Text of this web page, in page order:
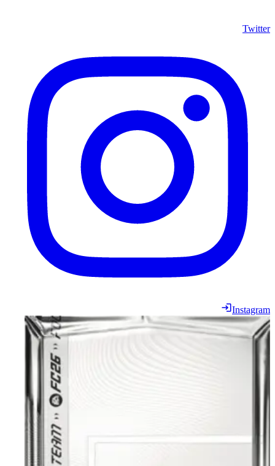
Twitter
Instagram